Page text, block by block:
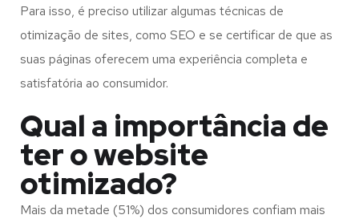
Para isso, é preciso utilizar algumas técnicas de
otimização de sites, como SEO e se certificar de que as
suas páginas oferecem uma experiência completa e
satisfatória ao consumidor.
Qual a importância de
ter o website
otimizado?
Mais da metade (51%) dos consumidores confiam mais